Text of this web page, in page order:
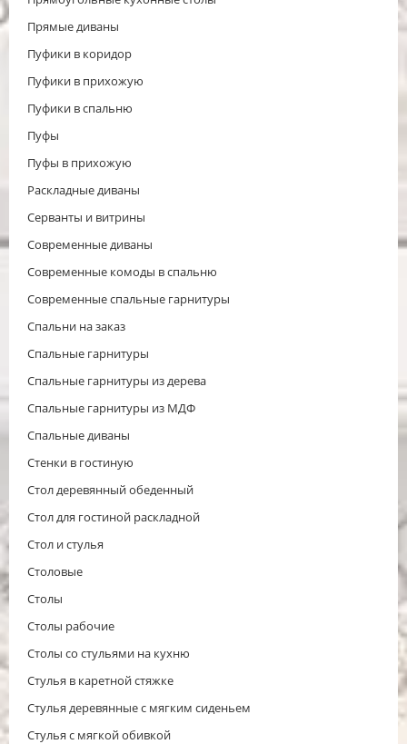
Прямые диваны
Пуфики в коридор
Пуфики в прихожую
Пуфики в спальню
Пуфы
Пуфы в прихожую
Раскладные диваны
Серванты и витрины
Современные диваны
Современные комоды в спальню
Современные спальные гарнитуры
Спальни на заказ
Спальные гарнитуры
Спальные гарнитуры из дерева
Спальные гарнитуры из МДФ
Спальные диваны
Стенки в гостиную
Стол деревянный обеденный
Стол для гостиной раскладной
Стол и стулья
Столовые
Столы
Столы рабочие
Столы со стульями на кухню
Стулья в каретной стяжке
Стулья деревянные с мягким сиденьем
Стулья с мягкой обивкой